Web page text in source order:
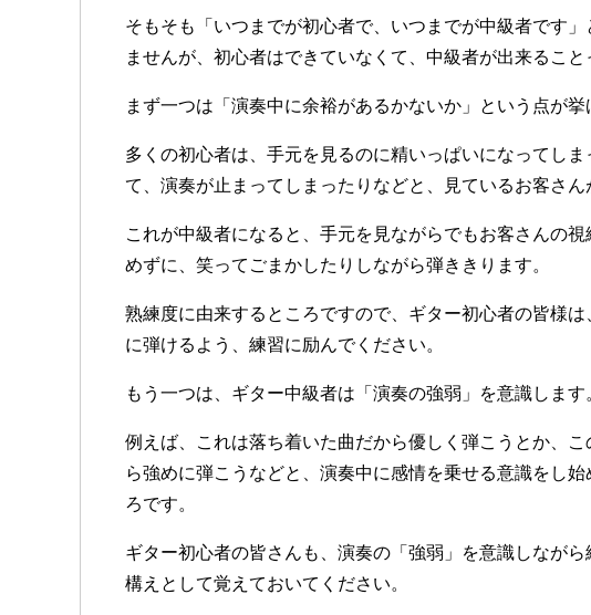
そもそも「いつまでが初心者で、いつまでが中級者です
ませんが、初心者はできていなくて、中級者が出来ること
まず一つは「演奏中に余裕があるかないか」という点が挙
多くの初心者は、手元を見るのに精いっぱいになってし
て、演奏が止まってしまったりなどと、見ているお客さん
これが中級者になると、手元を見ながらでもお客さんの
めずに、笑ってごまかしたりしながら弾ききります。
熟練度に由来するところですので、ギター初心者の皆様
に弾けるよう、練習に励んでください。
もう一つは、ギター中級者は「演奏の強弱」を意識します
例えば、これは落ち着いた曲だから優しく弾こうとか、
ら強めに弾こうなどと、演奏中に感情を乗せる意識をし
ろです。
ギター初心者の皆さんも、演奏の「強弱」を意識しなが
構えとして覚えておいてください。